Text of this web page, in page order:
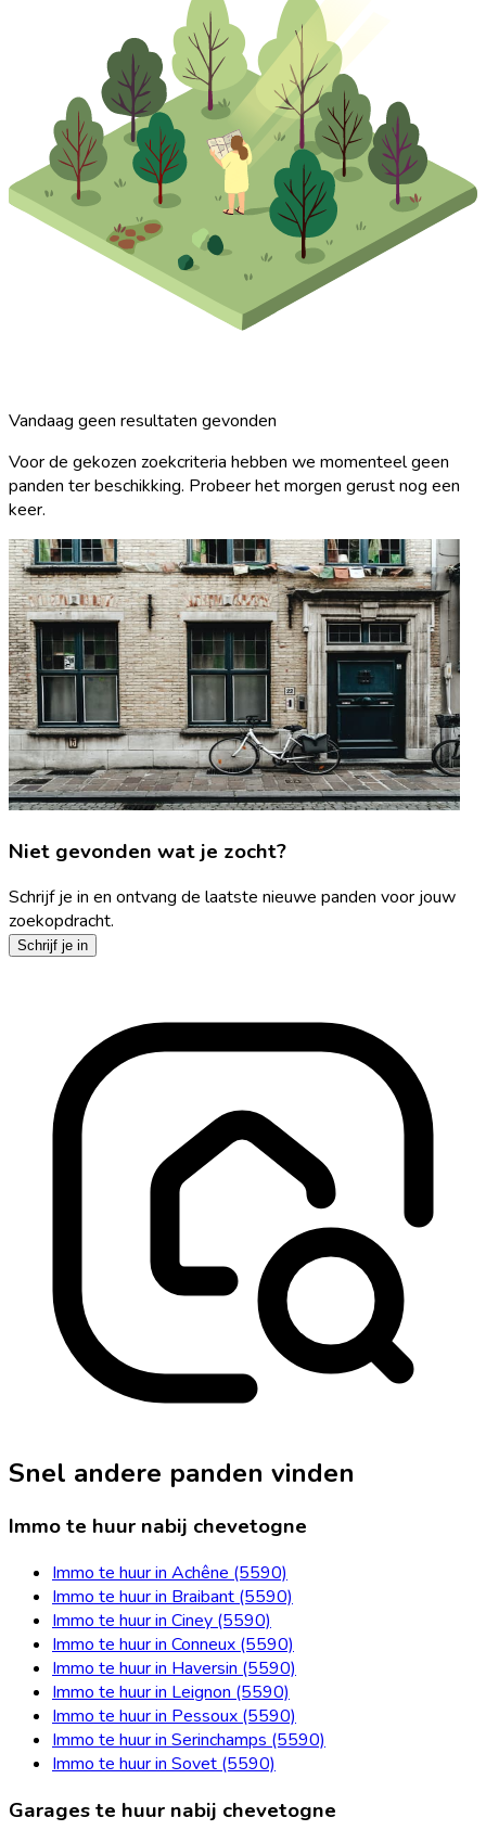
Vandaag geen resultaten gevonden
Voor de gekozen zoekcriteria hebben we momenteel geen
panden ter beschikking. Probeer het morgen gerust nog een
keer.
Niet gevonden wat je zocht?
Schrijf je in en ontvang de laatste nieuwe panden voor jouw
zoekopdracht.
Schrijf je in
Snel andere panden vinden
Immo te huur nabij chevetogne
Immo te huur in Achêne (5590)
Immo te huur in Braibant (5590)
Immo te huur in Ciney (5590)
Immo te huur in Conneux (5590)
Immo te huur in Haversin (5590)
Immo te huur in Leignon (5590)
Immo te huur in Pessoux (5590)
Immo te huur in Serinchamps (5590)
Immo te huur in Sovet (5590)
Garages te huur nabij chevetogne